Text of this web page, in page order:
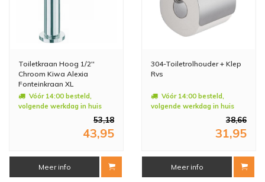
Toiletkraan Hoog 1/2''
Chroom Kiwa Alexia
Fonteinkraan XL
Vóór 14:00 besteld,
volgende werkdag in huis
53,18
43,95
Meer info
304-Toiletrolhouder + Klep
Rvs
Vóór 14:00 besteld,
volgende werkdag in huis
38,66
31,95
Meer info